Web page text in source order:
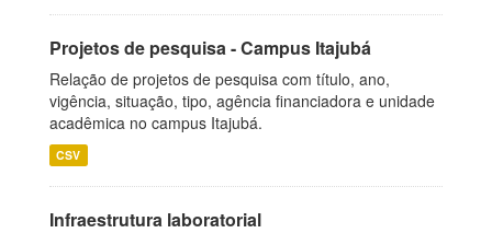
Projetos de pesquisa - Campus Itajubá
Relação de projetos de pesquisa com título, ano,
vigência, situação, tipo, agência financiadora e unidade
acadêmica no campus Itajubá.
CSV
Infraestrutura laboratorial